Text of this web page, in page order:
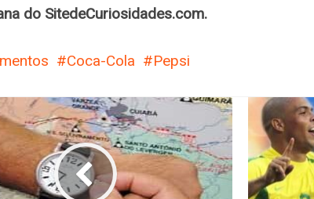
do SitedeCuriosidades.com.
Coca-Cola Pepsi